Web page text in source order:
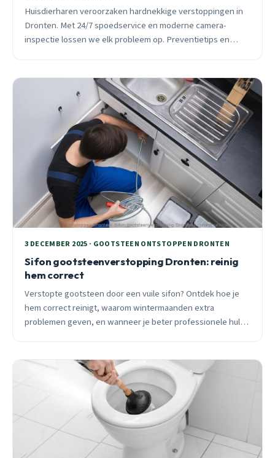
Huisdierharen veroorzaken hardnekkige verstoppingen in
Dronten. Met 24/7 spoedservice en moderne camera-
inspectie lossen we elk probleem op. Preventietips en
3 DECEMBER 2025 · GOOTSTEEN ONTSTOPPEN DRONTEN
Sifon gootsteenverstopping Dronten: reinig
hem correct
Verstopte gootsteen door een vuile sifon? Ontdek hoe je
hem correct reinigt, waarom wintermaanden extra
problemen geven, en wanneer je beter professionele hulp